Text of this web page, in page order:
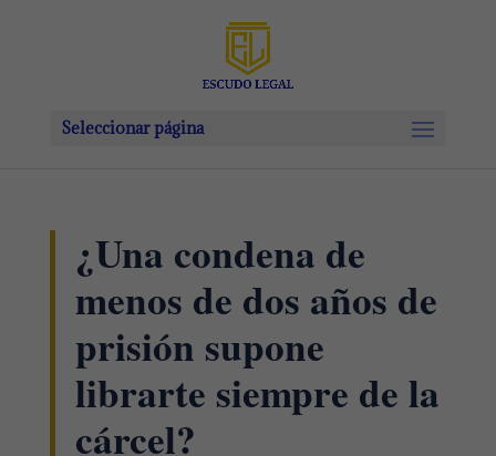
Seleccionar página
¿Una condena de
menos de dos años de
prisión supone
librarte siempre de la
cárcel?